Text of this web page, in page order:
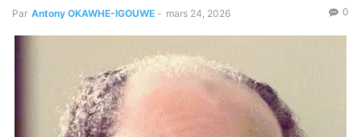
Par Antony OKAWHE-IGOUWE - mars 24, 2026 0